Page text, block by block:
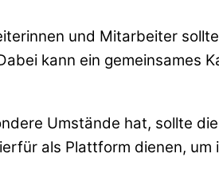
und Mitarbeiter
kann ein gemeinsames
Umstände hat, sollte
als Plattform dienen, um